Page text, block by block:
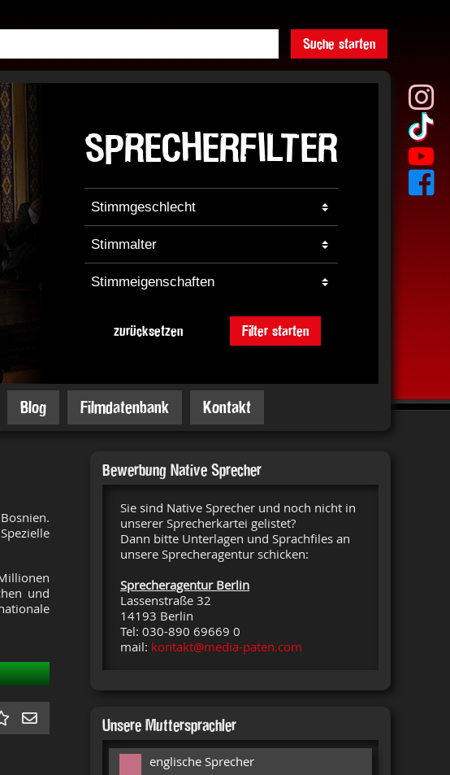
Suche starten
SPRECHERFILTER
zurücksetzen Filter starten
Blog Filmdatenbank Kontakt
und
Bewerbung Native Sprecher
Sie sind Native Sprecher und noch nicht in
unserer Sprecherkartei gelistet?
Dann bitte Unterlagen und Sprachfiles an
unsere Sprecheragentur schicken:
Sprecheragentur Berlin
Lassenstraße 32
14193 Berlin
Tel: 030-890 69669 0
mail: kontakt@media-paten.com
Unsere Muttersprachler
englische Sprecher